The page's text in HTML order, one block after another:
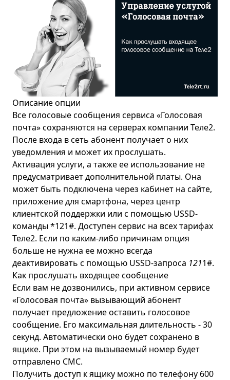
Санкт-Петербург
Саранск
Саратов
Свердловск
Сергиев Посад
Серпухов
Смоленск
Ставрополь
Тамбов
Тверь
Томск
Тула
Тюмень
Ульяновск
Уфа
Хабаровск
Ханты-Мансийск
Чебоксары
Челябинск
Ярославль
Описание опции
Все голосовые сообщения сервиса «Голосовая
почта» сохраняются на серверах компании Теле2.
После входа в сеть абонент получает о них
уведомления и может их прослушать.
Активация услуги, а также ее использование не
предусматривает дополнительной платы. Она
может быть подключена через кабинет на сайте,
приложение для смартфона, через центр
клиентской поддержки или с помощью USSD-
команды *121#. Доступен сервис на всех тарифах
Теле2. Если по каким-либо причинам опция
больше не нужна ее можно всегда
деактивировать с помощью USSD-запроса 1211#.
Как прослушать входящее сообщение
Если вам не дозвонились, при активном сервисе
«Голосовая почта» вызывающий абонент
получает предложение оставить голосовое
сообщение. Его максимальная длительность - 30
секунд. Автоматически оно будет сохранено в
ящике. При этом на вызываемый номер будет
отправлено СМС.
Получить доступ к ящику можно по телефону 600